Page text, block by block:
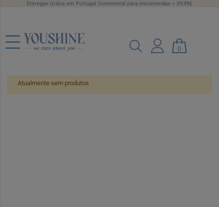
Entregas Grátis em Portugal Continental para encomendas > 39,99€
0
Pele Oleosa
Atualmente sem produtos